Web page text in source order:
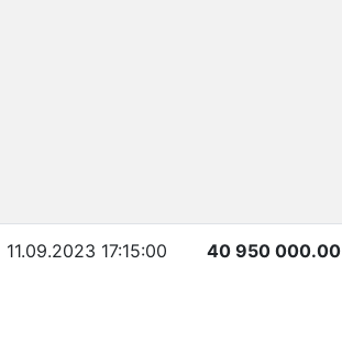
11.09.2023 17:15:00 40 950 000.00